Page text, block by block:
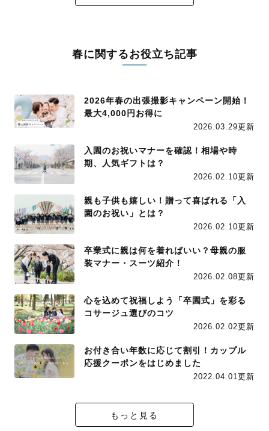
春に関するお役立ち記事
2026年春の出張撮影キャンペーン開始！
最大4,000円お得に
2026.03.29更新
入園のお祝いマナーを確認！相場や時
期、人気ギフトは？
2026.02.10更新
親も子供も嬉しい！贈って喜ばれる「入
園のお祝い」とは？
2026.02.10更新
卒業式に親は何を着ればいい？母親の服
装マナー・スーツ紹介！
2026.02.08更新
心を込めて祝福しよう「卒園式」を彩る
コサージュ選びのコツ
2026.02.02更新
お付き合い年数に応じて割引！カップル
応援クーポンをはじめました
2022.04.01更新
もっと見る